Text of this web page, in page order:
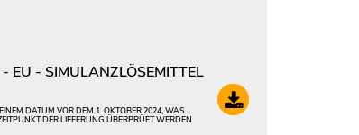
EU - SIMULANZLÖSEMITTEL
DATUM VOR DEM 1. OKTOBER 2024, WAS
DER LIEFERUNG ÜBERPRÜFT WERDEN